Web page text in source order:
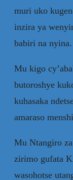
muri uko
inzira ya
babiri na nyina.
Mu kigo
butoroshye
kuhasaka
amaraso
Mu Ntangiro
zirimo gufata
wasohotse